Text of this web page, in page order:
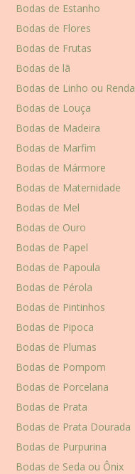
Bodas de Estanho
Bodas de Flores
Bodas de Frutas
Bodas de lã
Bodas de Linho ou Renda
Bodas de Louça
Bodas de Madeira
Bodas de Marfim
Bodas de Mármore
Bodas de Maternidade
Bodas de Mel
Bodas de Ouro
Bodas de Papel
Bodas de Papoula
Bodas de Pérola
Bodas de Pintinhos
Bodas de Pipoca
Bodas de Plumas
Bodas de Pompom
Bodas de Porcelana
Bodas de Prata
Bodas de Prata Dourada
Bodas de Purpurina
Bodas de Seda ou Ônix